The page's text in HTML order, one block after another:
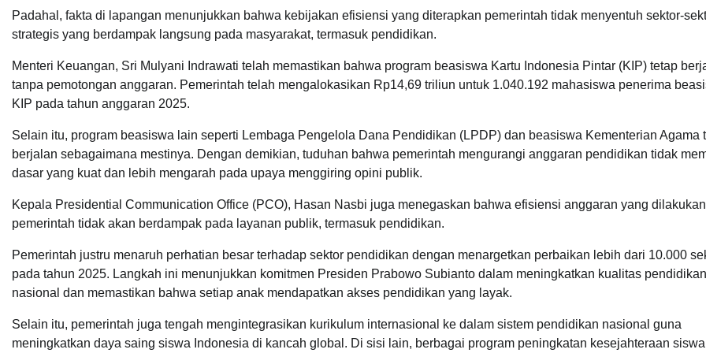
Padahal, fakta di lapangan menunjukkan bahwa kebijakan efisiensi yang diterapkan pemerintah tidak menyentuh sektor-
strategis yang berdampak langsung pada masyarakat, termasuk pendidikan.
Menteri Keuangan, Sri Mulyani Indrawati telah memastikan bahwa program beasiswa Kartu Indonesia Pintar (KIP) tetap
tanpa pemotongan anggaran. Pemerintah telah mengalokasikan Rp14,69 triliun untuk 1.040.192 mahasiswa penerima
KIP pada tahun anggaran 2025.
Selain itu, program beasiswa lain seperti Lembaga Pengelola Dana Pendidikan (LPDP) dan beasiswa Kementerian Agama
berjalan sebagaimana mestinya. Dengan demikian, tuduhan bahwa pemerintah mengurangi anggaran pendidikan tidak
dasar yang kuat dan lebih mengarah pada upaya menggiring opini publik.
Kepala Presidential Communication Office (PCO), Hasan Nasbi juga menegaskan bahwa efisiensi anggaran yang dilakukan
pemerintah tidak akan berdampak pada layanan publik, termasuk pendidikan.
Pemerintah justru menaruh perhatian besar terhadap sektor pendidikan dengan menargetkan perbaikan lebih dari 10.000
pada tahun 2025. Langkah ini menunjukkan komitmen Presiden Prabowo Subianto dalam meningkatkan kualitas pendidikan
nasional dan memastikan bahwa setiap anak mendapatkan akses pendidikan yang layak.
Selain itu, pemerintah juga tengah mengintegrasikan kurikulum internasional ke dalam sistem pendidikan nasional guna
meningkatkan daya saing siswa Indonesia di kancah global. Di sisi lain, berbagai program peningkatan kesejahteraan